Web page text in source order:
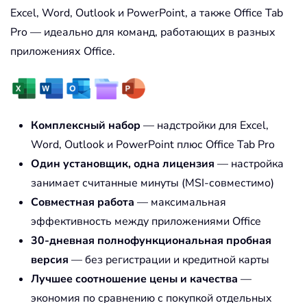
Excel, Word, Outlook и PowerPoint, а также Office Tab
Pro — идеально для команд, работающих в разных
приложениях Office.
Комплексный набор — надстройки для Excel,
Word, Outlook и PowerPoint плюс Office Tab Pro
Один установщик, одна лицензия — настройка
занимает считанные минуты (MSI-совместимо)
Совместная работа — максимальная
эффективность между приложениями Office
30-дневная полнофункциональная пробная
версия — без регистрации и кредитной карты
Лучшее соотношение цены и качества —
экономия по сравнению с покупкой отдельных